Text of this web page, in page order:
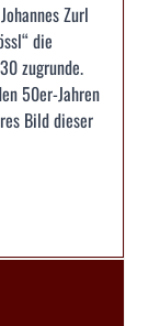
Zurl
die
zugrunde.
50er-Jahren
Bild dieser